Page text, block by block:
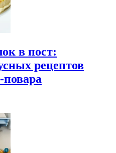
в пост:
рецептов